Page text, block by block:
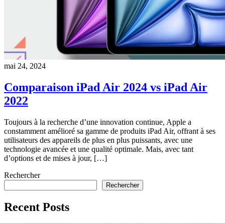
mai 24, 2024
Comparaison iPad Air 2024 vs iPad Air
2022
Toujours à la recherche d’une innovation continue, Apple a
constamment amélioré sa gamme de produits iPad Air, offrant à ses
utilisateurs des appareils de plus en plus puissants, avec une
technologie avancée et une qualité optimale. Mais, avec tant
d’options et de mises à jour, […]
Rechercher
Rechercher
Recent Posts